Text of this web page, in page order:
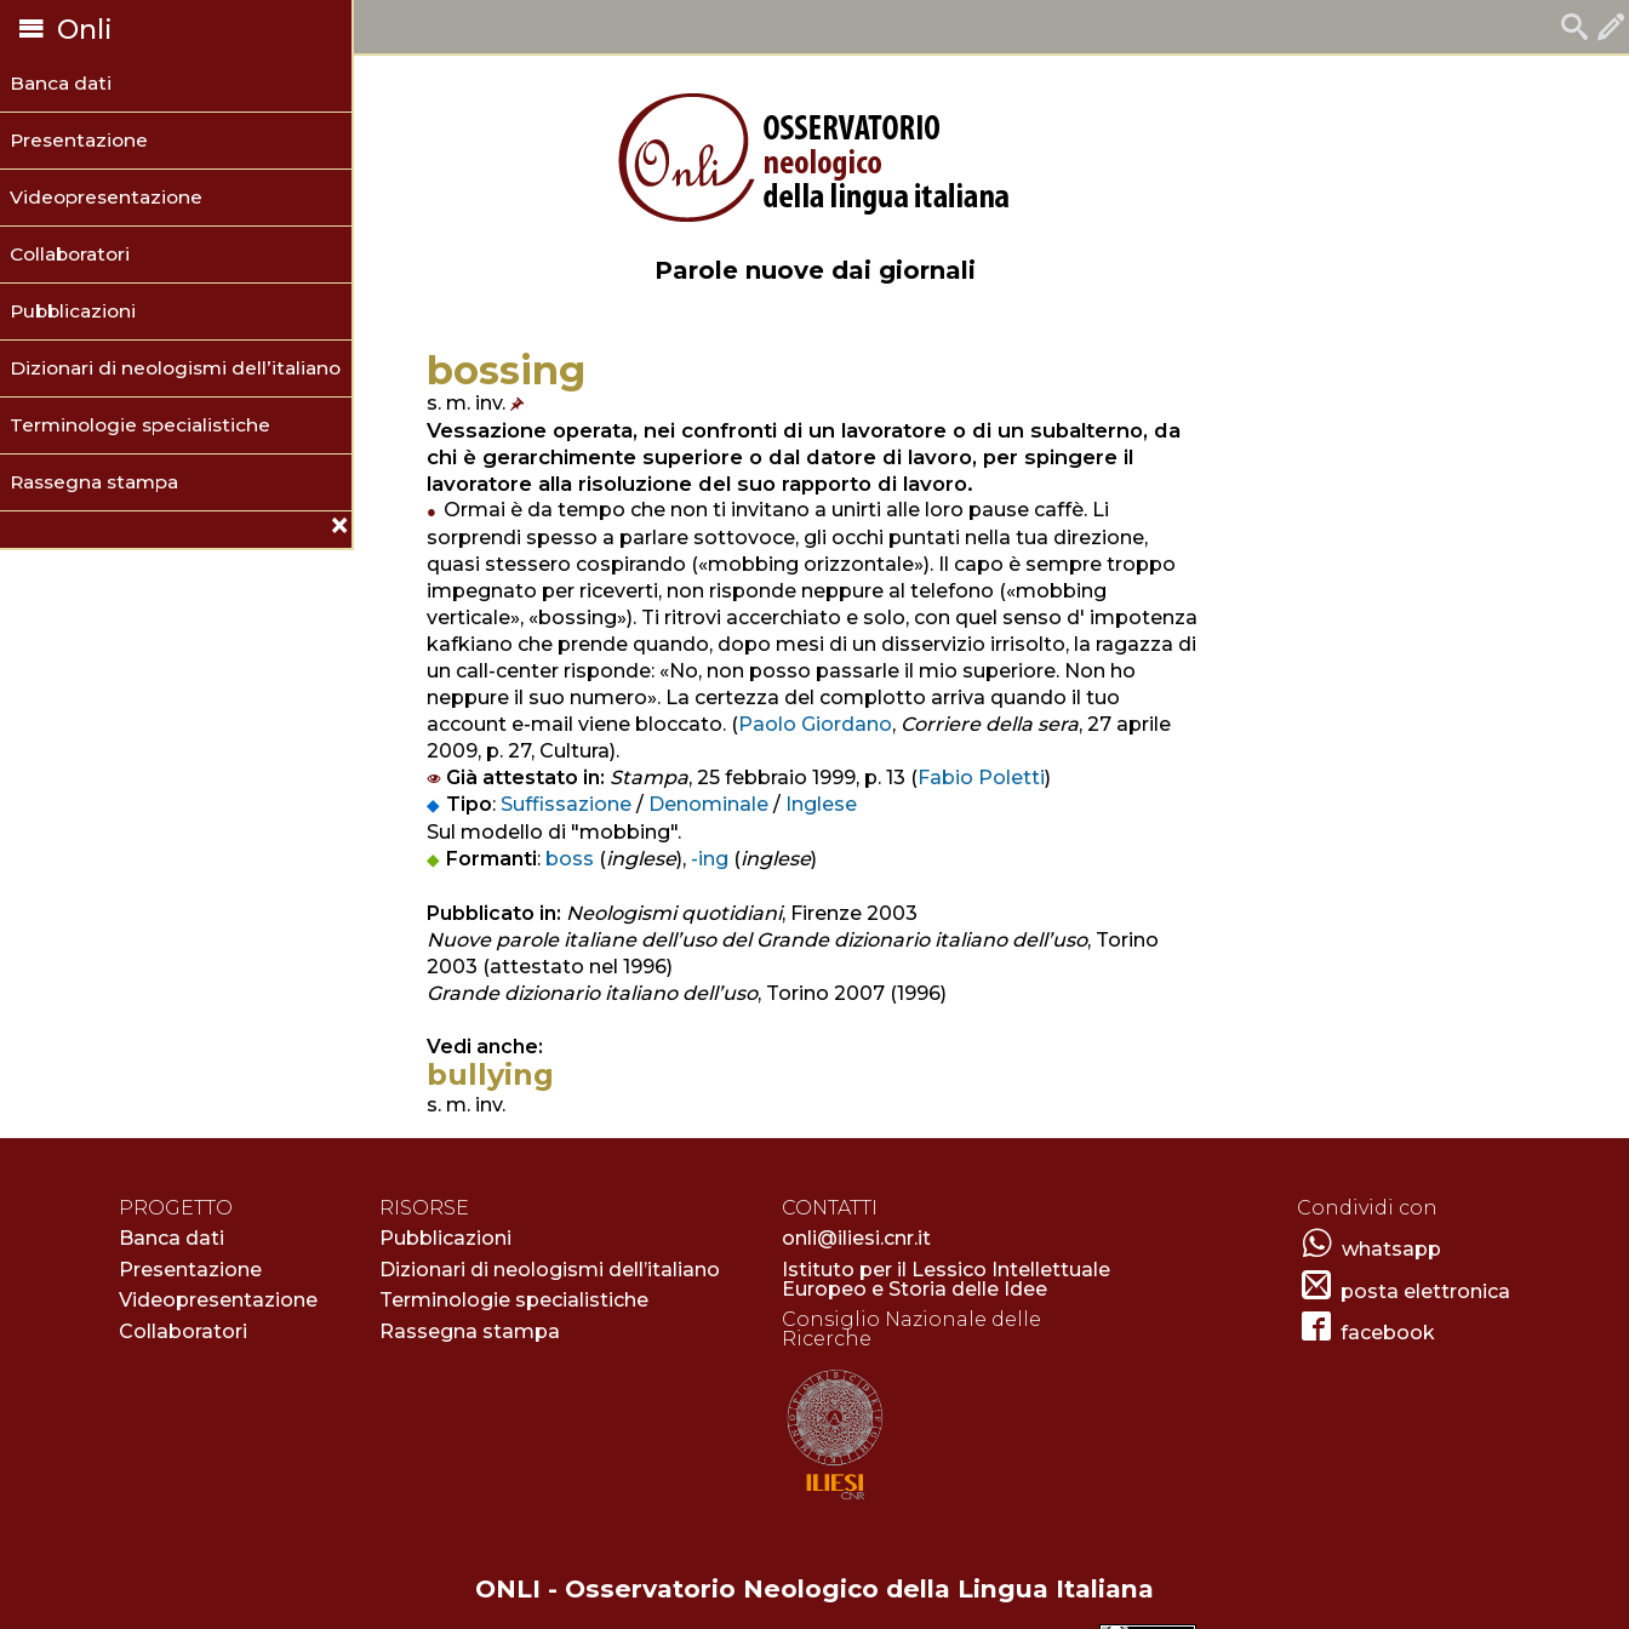
Onli
Banca dati
Presentazione
Videopresentazione
Collaboratori
Pubblicazioni
Dizionari di neologismi dell’italiano
Terminologie specialistiche
Rassegna stampa
Parole nuove dai giornali
bossing
s. m. inv.
Vessazione operata, nei confronti di un lavoratore o di un subalterno, da
chi è gerarchimente superiore o dal datore di lavoro, per spingere il
lavoratore alla risoluzione del suo rapporto di lavoro.
Ormai è da tempo che non ti invitano a unirti alle loro pause caffè. Li
sorprendi spesso a parlare sottovoce, gli occhi puntati nella tua direzione,
quasi stessero cospirando («mobbing orizzontale»). Il capo è sempre troppo
impegnato per riceverti, non risponde neppure al telefono («mobbing
verticale», «bossing»). Ti ritrovi accerchiato e solo, con quel senso d' impotenza
kafkiano che prende quando, dopo mesi di un disservizio irrisolto, la ragazza di
un call-center risponde: «No, non posso passarle il mio superiore. Non ho
neppure il suo numero». La certezza del complotto arriva quando il tuo
account e-mail viene bloccato. (Paolo Giordano, Corriere della sera, 27 aprile
2009, p. 27, Cultura).
Già attestato in: Stampa, 25 febbraio 1999, p. 13 (Fabio Poletti)
Tipo:Suffissazione / Denominale / Inglese
Sul modello di "mobbing".
Formanti: boss (inglese), -ing (inglese)
Pubblicato in: Neologismi quotidiani, Firenze 2003
Nuove parole italiane dell’uso del Grande dizionario italiano dell’uso, Torino
2003 (attestato nel 1996)
Grande dizionario italiano dell’uso, Torino 2007 (1996)
Vedi anche:
bullying
s. m. inv.
PROGETTO
Banca dati
Presentazione
Videopresentazione
Collaboratori
RISORSE
Pubblicazioni
Dizionari di neologismi dell’italiano
Terminologie specialistiche
Rassegna stampa
CONTATTI
onli@iliesi.cnr.it
Istituto per il Lessico Intellettuale
Europeo e Storia delle Idee
Consiglio Nazionale delle
Ricerche
Condividi con
whatsapp
posta elettronica
facebook
ONLI - Osservatorio Neologico della Lingua Italiana